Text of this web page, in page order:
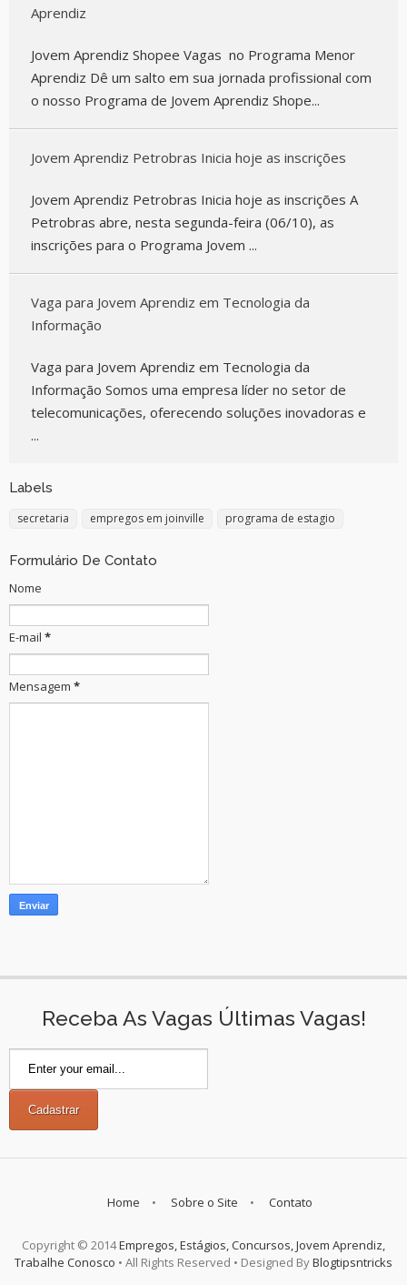
Aprendiz
Jovem Aprendiz Shopee Vagas no Programa Menor
Aprendiz Dê um salto em sua jornada profissional com
o nosso Programa de Jovem Aprendiz Shope...
Jovem Aprendiz Petrobras Inicia hoje as inscrições
Jovem Aprendiz Petrobras Inicia hoje as inscrições A
Petrobras abre, nesta segunda-feira (06/10), as
inscrições para o Programa Jovem ...
Vaga para Jovem Aprendiz em Tecnologia da
Informação
Vaga para Jovem Aprendiz em Tecnologia da
Informação Somos uma empresa líder no setor de
telecomunicações, oferecendo soluções inovadoras e
...
Labels
secretaria empregos em joinville programa de estagio
Formulário De Contato
Nome
E-mail *
Mensagem *
Receba As Vagas Últimas Vagas!
Home Sobre o Site Contato
Copyright © 2014Empregos, Estágios, Concursos, Jovem Aprendiz,
Trabalhe Conosco • All Rights Reserved • Designed ByBlogtipsntricks